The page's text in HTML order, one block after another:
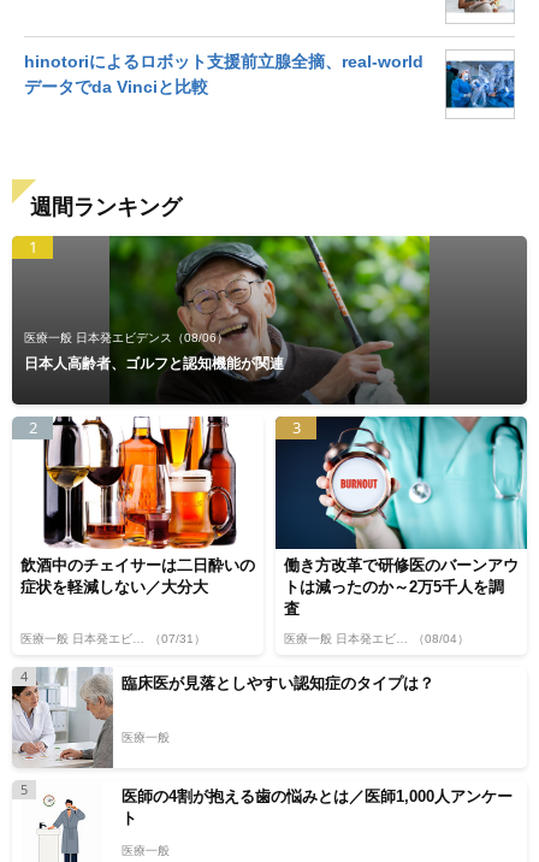
hinotoriによるロボット支援前立腺全摘、real-world
データでda Vinciと比較
週間ランキング
1
医療一般 日本発エビデンス （08/06）
日本人高齢者、ゴルフと認知機能が関連
2
飲酒中のチェイサーは二日酔いの
症状を軽減しない／大分大
（07/31）
3
働き方改革で研修医のバーンアウ
トは減ったのか～2万5千人を調
査
（08/04）
4 臨床医が見落としやすい認知症のタイプは？
医療一般
5
医師の4割が抱える歯の悩みとは／医師1,000人アンケー
ト
医療一般